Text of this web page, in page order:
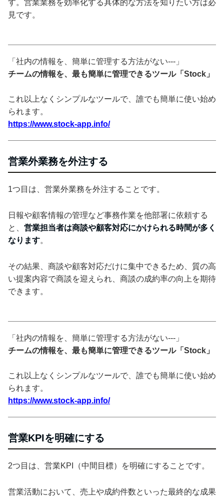
す。営業業務を効率化する具体的な方法を知りたい方は必
見です。
「社内の情報を、簡単に管理する方法がない---」
チームの情報を、最も簡単に管理できるツール「Stock」
これ以上なくシンプルなツールで、誰でも簡単に使い始め
られます。
https://www.stock-app.info/
営業外業務を外注する
1つ目は、営業外業務を外注することです。
日報や顧客情報の管理など事務作業を他部署に依頼する
と、 営業担当者は商談や顧客対応にかけられる時間が多く
なります。
その結果、商談や顧客対応だけに集中できるため、質の高
い提案内容で商談を迎えられ、商談の成約率の向上を期待
できます。
「社内の情報を、簡単に管理する方法がない---」
チームの情報を、最も簡単に管理できるツール「Stock」
これ以上なくシンプルなツールで、誰でも簡単に使い始め
られます。
https://www.stock-app.info/
営業KPIを明確にする
2つ目は、営業KPI（中間目標）を明確にすることです。
営業活動において、売上や成約件数といった最終的な成果